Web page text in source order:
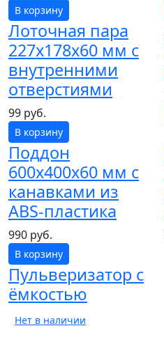
В корзину
Лоточная пара
227х178х60 мм с
внутренними
отверстиями
99 руб.
В корзину
Поддон
600х400х60 мм с
канавками из
ABS-пластика
990 руб.
В корзину
Пульверизатор с
ёмкостью
Нет в наличии